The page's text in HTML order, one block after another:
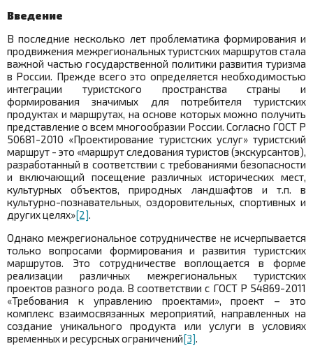
Введение
В последние несколько лет проблематика формирования и
продвижения межрегиональных туристских маршрутов стала
важной частью государственной политики развития туризма
в России. Прежде всего это определяется необходимостью
интеграции туристского пространства страны и
формирования значимых для потребителя туристских
продуктах и маршрутах, на основе которых можно получить
представление о всем многообразии России. Согласно ГОСТ Р
50681-2010 «Проектирование туристских услуг» туристский
маршрут - это «маршрут следования туристов (экскурсантов),
разработанный в соответствии с требованиями безопасности
и включающий посещение различных исторических мест,
культурных объектов, природных ландшафтов и т.п. в
культурно-познавательных, оздоровительных, спортивных и
других целях»[2].
Однако межрегиональное сотрудничестве не исчерпывается
только вопросами формирования и развития туристских
маршрутов. Это сотрудничестве воплощается в форме
реализации различных межрегиональных туристских
проектов разного рода. В соответствии с ГОСТ Р 54869-2011
«Требования к управлению проектами», проект – это
комплекс взаимосвязанных мероприятий, направленных на
создание уникального продукта или услуги в условиях
временных и ресурсных ограничений[3].